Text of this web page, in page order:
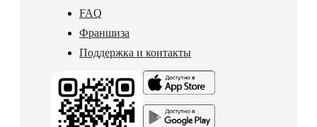
FAQ
Франшиза
Поддержка и контакты